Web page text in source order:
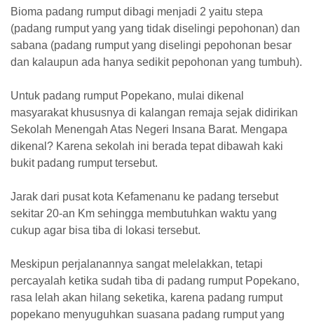
Bioma padang rumput dibagi menjadi 2 yaitu stepa
(padang rumput yang yang tidak diselingi pepohonan) dan
sabana (padang rumput yang diselingi pepohonan besar
dan kalaupun ada hanya sedikit pepohonan yang tumbuh).
Untuk padang rumput Popekano, mulai dikenal
masyarakat khususnya di kalangan remaja sejak didirikan
Sekolah Menengah Atas Negeri Insana Barat. Mengapa
dikenal? Karena sekolah ini berada tepat dibawah kaki
bukit padang rumput tersebut.
Jarak dari pusat kota Kefamenanu ke padang tersebut
sekitar 20-an Km sehingga membutuhkan waktu yang
cukup agar bisa tiba di lokasi tersebut.
Meskipun perjalanannya sangat melelakkan, tetapi
percayalah ketika sudah tiba di padang rumput Popekano,
rasa lelah akan hilang seketika, karena padang rumput
popekano menyuguhkan suasana padang rumput yang